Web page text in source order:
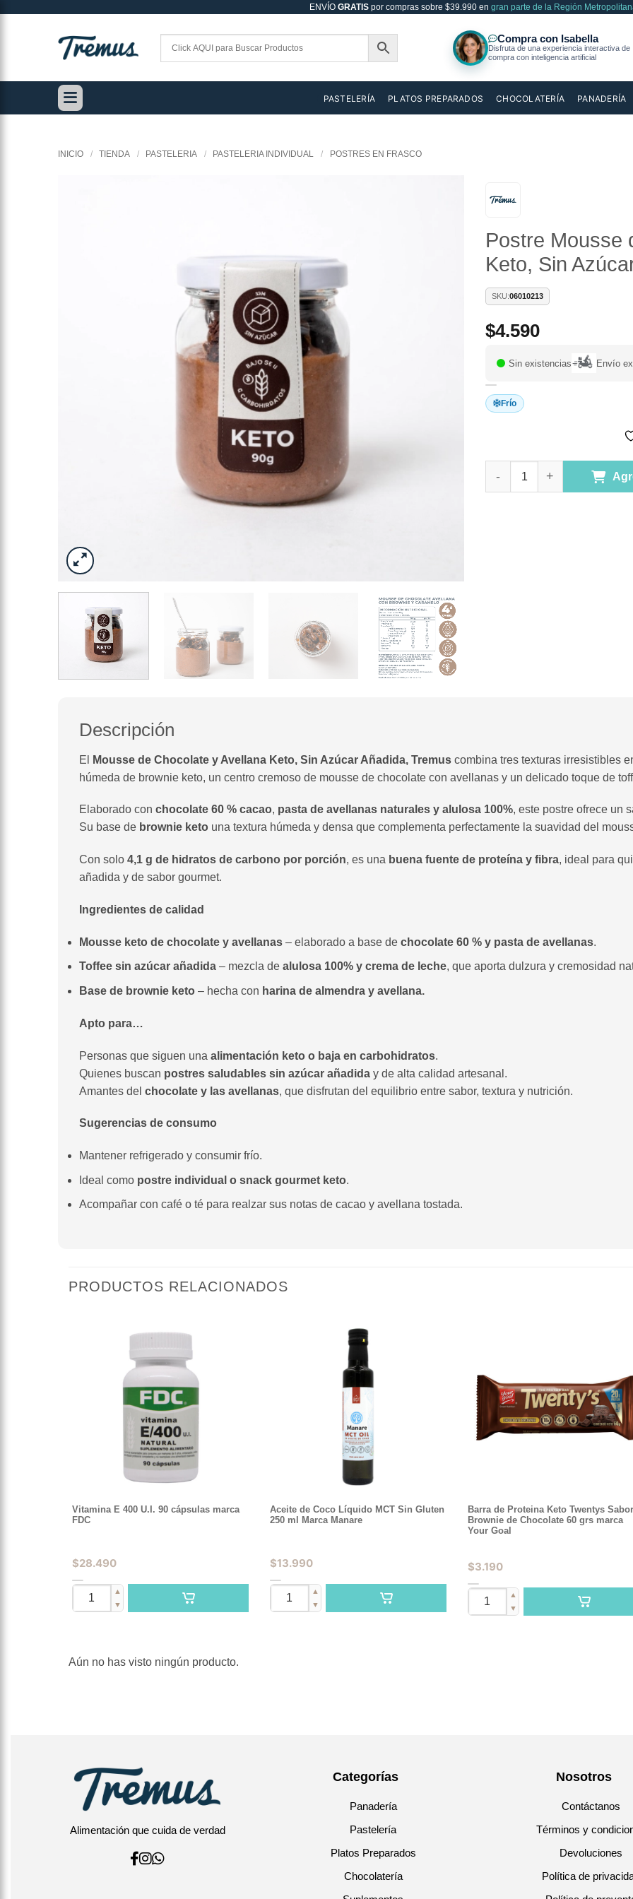
ENVÍO GRATISpor compras sobre $39.990 en gran parte de la Región
PASTELERÍA PLATOS PREPARADOS CHOCOLATERÍA PANADERÍA
INICIO / TIENDA / PASTELERIA / PASTELERIA INDIVIDUAL / POSTRES EN FRASCO
Postre Mousse
Keto, Sin
SKU:06010213
$4.590
Sin existencias Envío
Frío
Descripción
El Mousse de Chocolate y Avellana Keto, Sin Azúcar Añadida, Tremus combina tres texturas irresistibles
húmeda de brownie keto, un centro cremoso de mousse de chocolate con avellanas y un delicado toque de
Elaborado conchocolate 60 % cacao, pasta de avellanas naturales y alulosa 100%, este postre ofrece un
Su base de brownie keto una textura húmeda y densa que complementa perfectamente la suavidad del
Con solo4,1 g de hidratos de carbono por porción, es una buena fuente de proteína y fibra, ideal para
añadida y de sabor gourmet.
Ingredientes de calidad
Mousse keto de chocolate y avellanas – elaborado a base dechocolate 60 % y pasta de avellanas.
Toffee sin azúcar añadida – mezcla dealulosa 100% y crema de leche, que aporta dulzura y cremosidad
Base de brownie keto – hecha con harina de almendra y avellana.
Apto para…
Personas que siguen unaalimentación keto o baja en carbohidratos.
Quienes buscan postres saludables sin azúcar añadida y de alta calidad artesanal.
Amantes delchocolate y las avellanas, que disfrutan del equilibrio entre sabor, textura y nutrición.
Sugerencias de consumo
Mantener refrigerado y consumir frío.
Ideal como postre individual o snack gourmet keto.
Acompañar con café o té para realzar sus notas de cacao y avellana tostada.
PRODUCTOS RELACIONADOS
Vitamina E 400 U.I. 90 cápsulas marca
FDC
$28.490
▲
▼
Aceite de Coco Líquido MCT Sin Gluten
250 ml Marca Manare
$13.990
▲
▼
Barra de Proteina Keto Twentys Sabor
Brownie de Chocolate 60 grs marca
Your Goal
$3.190
▲
▼
Aún no has visto ningún producto.
Alimentación que cuida de verdad
Categorías
Panadería
Pastelería
Platos Preparados
Chocolatería
Nosotros
Contáctanos
Términos y
Devoluciones
Política de